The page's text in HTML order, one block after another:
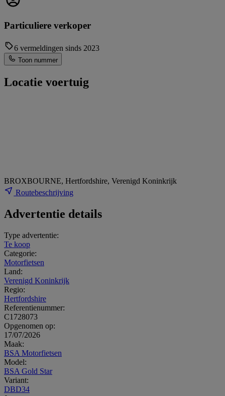
Particuliere verkoper
6 vermeldingen sinds 2023
Toon nummer
Locatie voertuig
BROXBOURNE, Hertfordshire, Verenigd Koninkrijk
Routebeschrijving
Advertentie details
Type advertentie:
Te koop
Categorie:
Motorfietsen
Land:
Verenigd Koninkrijk
Regio:
Hertfordshire
Referentienummer:
C1728073
Opgenomen op:
17/07/2026
Maak:
BSA Motorfietsen
Model:
BSA Gold Star
Variant:
DBD34